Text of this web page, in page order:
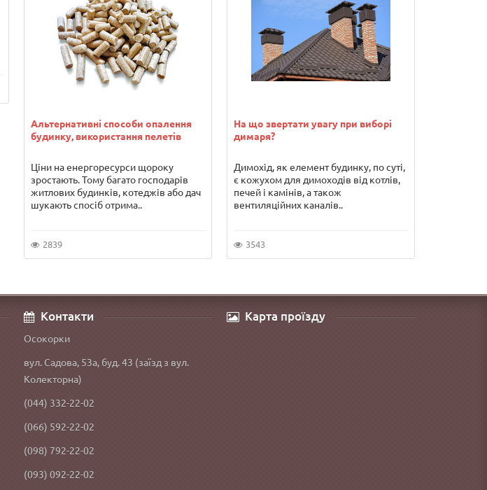
Альтернативні способи опалення
будинку, використання пелетів
Ціни на енергоресурси щороку
зростають. Тому багато господарів
житлових будинків, котеджів або дач
шукають спосіб отрима..
2839
На що звертати увагу при виборі
димаря?
Димохід, як елемент будинку, по суті,
є кожухом для димоходів від котлів,
печей і камінів, а також
вентиляційних каналів..
3543
Контакти
Осокорки
вул. Садова, 53а, буд. 43 (заїзд з вул.
Колекторна)
(044) 332-22-02
(066) 592-22-02
(098) 792-22-02
(093) 092-22-02
Карта проїзду